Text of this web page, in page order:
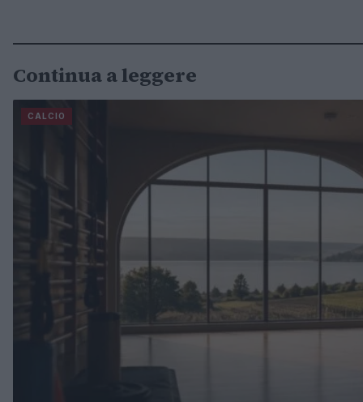
Continua a leggere
CALCIO